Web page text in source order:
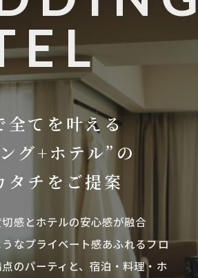
全てを叶える
グ+ホテル”の
タチをご提案
感とホテルの安心感が融合
なプライベート感あふれるフロ
のパーティと、宿泊・料理・ホ